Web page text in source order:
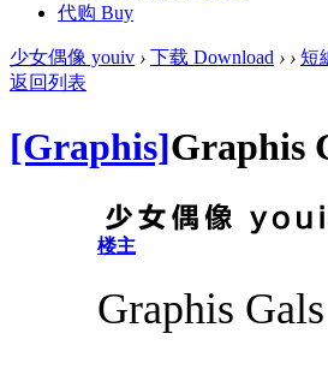
代购 Buy
少女偶像 youiv › 下载 Download › › 短
返回列表
[Graphis]Graphis
楼主
Graphis